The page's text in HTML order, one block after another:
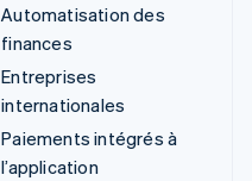
Automatisation des
finances
Entreprises
internationales
Paiements intégrés à
l’application